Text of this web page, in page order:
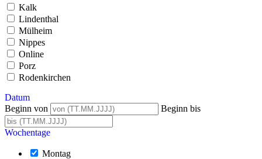
Kalk
Lindenthal
Mülheim
Nippes
Online
Porz
Rodenkirchen
Datum
Beginn von
Beginn bis
Wochentage
Montag